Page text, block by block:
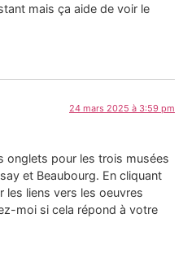
mais ça aide de voir le
24 mars 2025 à 3:59 pm
onglets pour les trois musées
et Beaubourg. En cliquant
les liens vers les oeuvres
moi si cela répond à votre